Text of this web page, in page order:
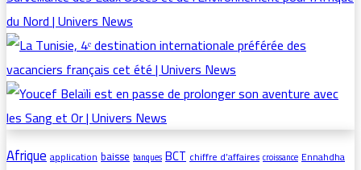
Afriqueapplicationbaisse banques BCTchiffre d’affaires croissance Ennahdha